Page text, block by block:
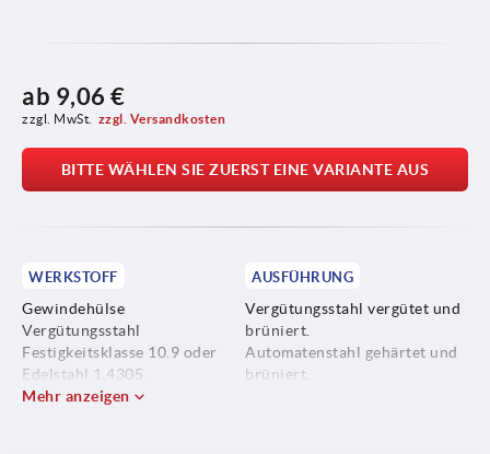
ab 9,06 €
zzgl. MwSt. zzgl. Versandkosten
BITTE WÄHLEN SIE ZUERST EINE VARIANTE AUS
WERKSTOFF
Gewindehülse
Vergütungsstahl
Festigkeitsklasse 10.9 oder
Edelstahl 1.4305.
AUSFÜHRUNG
Vergütungsstahl vergütet und
brüniert.
Automatenstahl gehärtet und
brüniert.
Mehr anzeigen